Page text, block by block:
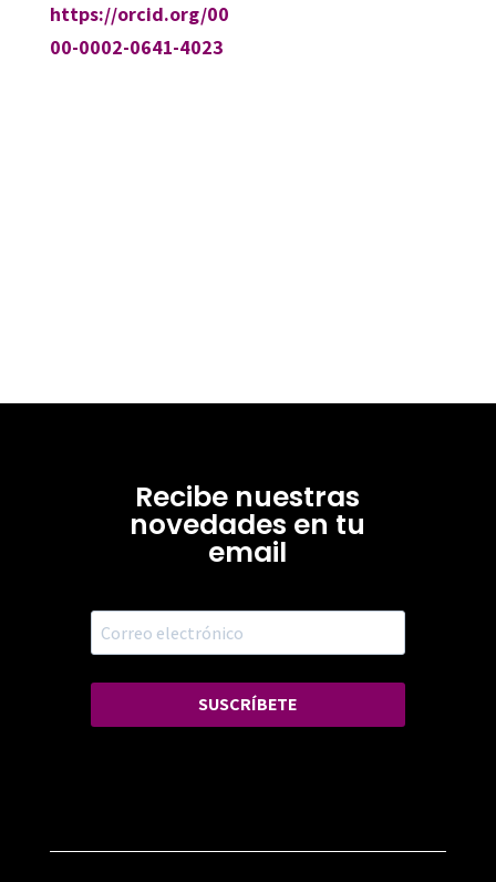
https://orcid.org/00
00-0002-0641-4023
Recibe nuestras
novedades en tu
email
SUSCRÍBETE